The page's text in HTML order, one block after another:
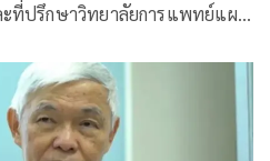
ที่ปรึกษาวิทยาลัยการแพทย์แผน